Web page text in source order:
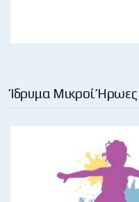
Ίδρυμα Μικροί Ήρωες